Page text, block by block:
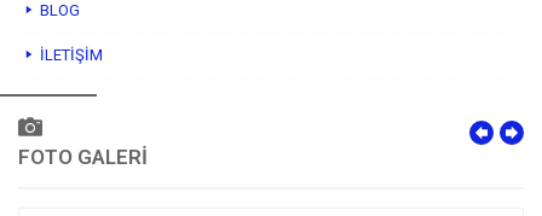
BLOG
İLETIŞIM
FOTO GALERİ